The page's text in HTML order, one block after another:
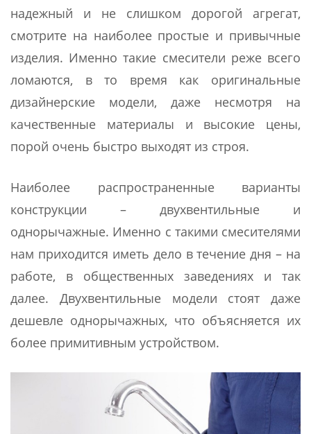
надежный и не слишком дорогой агрегат,
смотрите на наиболее простые и привычные
изделия. Именно такие смесители реже всего
ломаются, в то время как оригинальные
дизайнерские модели, даже несмотря на
качественные материалы и высокие цены,
порой очень быстро выходят из строя.
Наиболее распространенные варианты
конструкции – двухвентильные и
однорычажные. Именно с такими смесителями
нам приходится иметь дело в течение дня – на
работе, в общественных заведениях и так
далее. Двухвентильные модели стоят даже
дешевле однорычажных, что объясняется их
более примитивным устройством.